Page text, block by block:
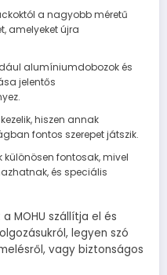
a nagyobb méretű
amelyeket újra
alumíniumdobozok és
jelentős
hiszen annak
fontos szerepet játszik.
különösen fontosak, mivel
és speciális
MOHU szállítja el és
legyen szó
vagy biztonságos